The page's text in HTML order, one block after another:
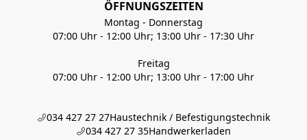
ÖFFNUNGSZEITEN
Montag - Donnerstag
07:00 Uhr - 12:00 Uhr; 13:00 Uhr - 17:30 Uhr
Freitag
07:00 Uhr - 12:00 Uhr; 13:00 Uhr - 17:00 Uhr
034 427 27 27Haustechnik / Befestigungstechnik
034 427 27 35Handwerkerladen